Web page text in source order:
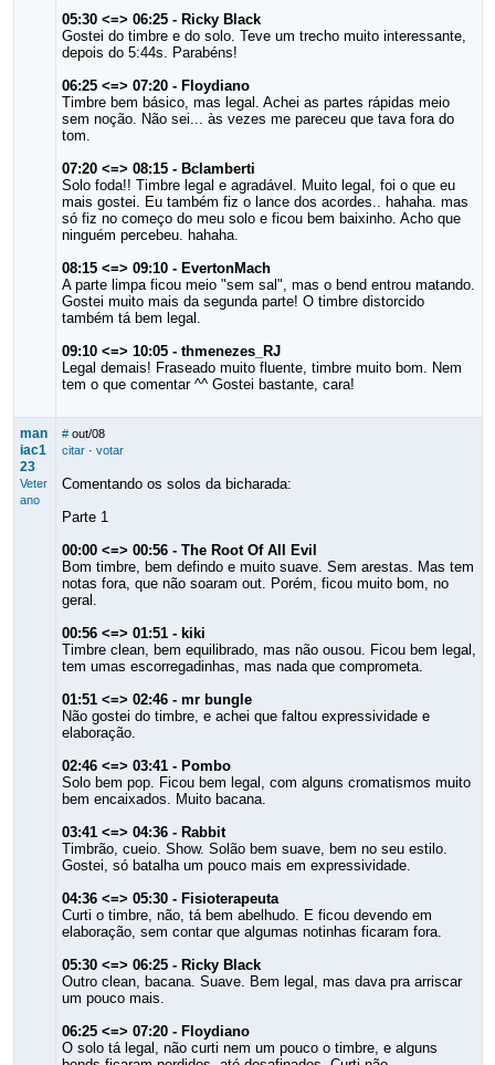
05:30 <=> 06:25 - Ricky Black
Gostei do timbre e do solo. Teve um trecho muito interessante,
depois do 5:44s. Parabéns!
06:25 <=> 07:20 - Floydiano
Timbre bem básico, mas legal. Achei as partes rápidas meio
sem noção. Não sei... às vezes me pareceu que tava fora do
tom.
07:20 <=> 08:15 - Bclamberti
Solo foda!! Timbre legal e agradável. Muito legal, foi o que eu
mais gostei. Eu também fiz o lance dos acordes.. hahaha. mas
só fiz no começo do meu solo e ficou bem baixinho. Acho que
ninguém percebeu. hahaha.
08:15 <=> 09:10 - EvertonMach
A parte limpa ficou meio "sem sal", mas o bend entrou matando.
Gostei muito mais da segunda parte! O timbre distorcido
também tá bem legal.
09:10 <=> 10:05 - thmenezes_RJ
Legal demais! Fraseado muito fluente, timbre muito bom. Nem
tem o que comentar ^^ Gostei bastante, cara!
man
iac1
23
Veter
ano
# out/08
citar· votar
Comentando os solos da bicharada:
Parte 1
00:00 <=> 00:56 - The Root Of All Evil
Bom timbre, bem defindo e muito suave. Sem arestas. Mas tem
notas fora, que não soaram out. Porém, ficou muito bom, no
geral.
00:56 <=> 01:51 - kiki
Timbre clean, bem equilibrado, mas não ousou. Ficou bem legal,
tem umas escorregadinhas, mas nada que comprometa.
01:51 <=> 02:46 - mr bungle
Não gostei do timbre, e achei que faltou expressividade e
elaboração.
02:46 <=> 03:41 - Pombo
Solo bem pop. Ficou bem legal, com alguns cromatismos muito
bem encaixados. Muito bacana.
03:41 <=> 04:36 - Rabbit
Timbrão, cueio. Show. Solão bem suave, bem no seu estilo.
Gostei, só batalha um pouco mais em expressividade.
04:36 <=> 05:30 - Fisioterapeuta
Curti o timbre, não, tá bem abelhudo. E ficou devendo em
elaboração, sem contar que algumas notinhas ficaram fora.
05:30 <=> 06:25 - Ricky Black
Outro clean, bacana. Suave. Bem legal, mas dava pra arriscar
um pouco mais.
06:25 <=> 07:20 - Floydiano
O solo tá legal, não curti nem um pouco o timbre, e alguns